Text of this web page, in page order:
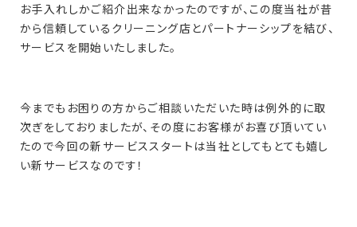
お手入れしかご紹介出来なかったのですが、この度当社が昔
から信頼しているクリーニング店とパートナーシップを結び、
サービスを開始いたしました。
今までもお困りの方からご相談いただいた時は例外的に取
次ぎをしておりましたが、その度にお客様がお喜び頂いてい
たので今回の新サービススタートは当社としてもとても嬉し
い新サービスなのです！